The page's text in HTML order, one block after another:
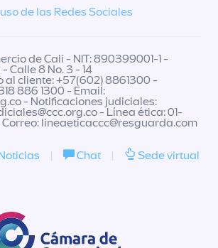
de las Redes Sociales
de Cali - NIT: 890399001-1 -
Calle 8 No. 3 - 14
al cliente: +57(602) 8861300 -
886 1300 - Email:
- Notificaciones judiciales:
- Línea ética: 01-
lineaeticaccc@resguarda.com
| Chat | Sede virtual